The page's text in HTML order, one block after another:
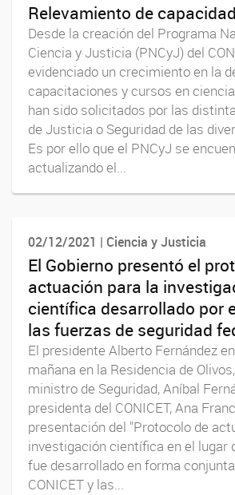
Relevamiento de
Desde la creación del Programa
Ciencia y Justicia (PNCyJ) del
evidenciado un crecimiento en la
capacitaciones y cursos en
han sido solicitados por las
de Justicia o Seguridad de las
Es por ello que el PNCyJ se
actualizando el...
02/12/2021 | Ciencia y Justicia
El Gobierno presentó el
actuación para la
científica desarrollado por
las fuerzas de seguridad
El presidente Alberto Fernández
mañana en la Residencia de
ministro de Seguridad, Aníbal
presidenta del CONICET, Ana
presentación del "Protocolo de
investigación científica en el lugar
fue desarrollado en forma
CONICET y las...